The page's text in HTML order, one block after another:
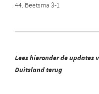
44. Beetsma 3-1
Lees hieronder de updates
Duitsland terug